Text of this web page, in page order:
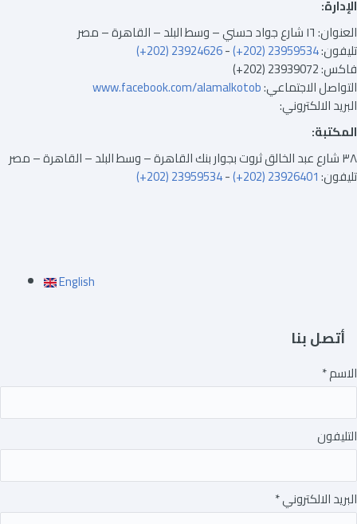
الإدارة:
العنوان: ١٦ شارع جواد حسني – وسط البلد – القاهرة – مصر
تليفون:23959534 (202+)
-
23924626 (202+)
فاكس: 23939072 (202+)
التواصل الاجتماعي:www.facebook.com/alamalkotob
البريد الالكتروني:
المكتبة:
٣٨ شارع عبد الخالق ثروت بجوار بنك القاهرة – وسط البلد – القاهرة – مصر
تليفون:23926401 (202+)
-
23959534 (202+)
English
أتصل بنا
‏الاسم ‏*
‏التليفون ‏
‏البريد الالكتروني ‏*